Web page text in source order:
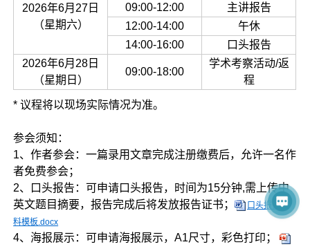
2026年6月27日
（星期六）
09:00-12:00
主讲报告
12:00-14:00
午休
14:00-16:00
口头报告
2026年6月28日
（星期日）
09:00-18:00
学术考察活动/返
程
* 议程将以现场实际情况为准。
参会须知：
1、作者参会：一篇录用文章完成注册缴费后，允许一名作
者免费参会；
2、口头报告：可申请口头报告，时间为15分钟,需上传中
英文题目摘要，报告完成后将发放报告证书；
口头报告资
料模板.docx
4、海报展示：可申请海报展示，A1尺寸，彩色打印；